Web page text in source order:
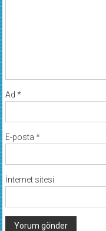
Ad *
E-posta *
İnternet sitesi